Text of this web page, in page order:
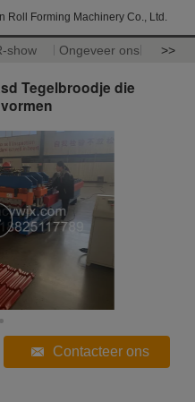
Roll Forming Machinery Co., Ltd.
show Ongeveer ons >>
Tegelbroodje die
Contacteer ons